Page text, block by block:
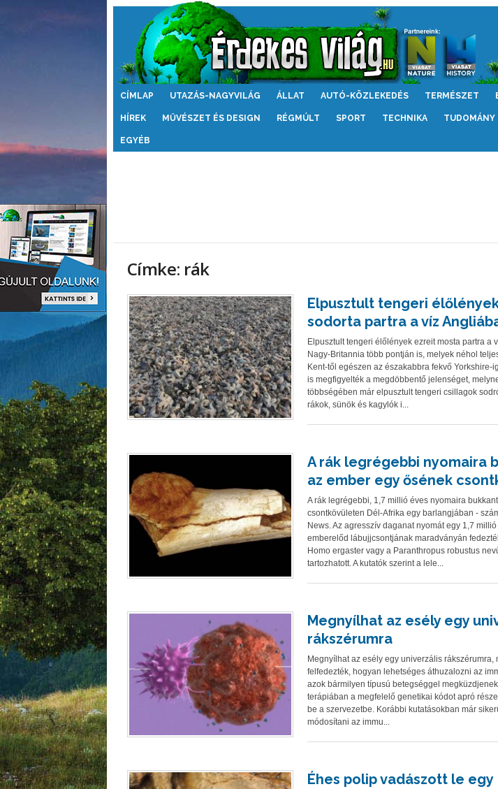
Érdekes
CÍMLAP UTAZÁS-NAGYVILÁG ÁLLAT AUTÓ-KÖZLEKEDÉS TERMÉSZET
HÍREK MŰVÉSZET ÉS DESIGN RÉGMÚLT SPORT TECHNIKA TUDOMÁNY
EGYÉB
Címke: rák
Elpusztult tengeri
sodorta partra a víz
Elpusztult tengeri élőlények ezreit mosta partra a
Nagy-Britannia több pontján is, melyek néhol
Kent-től egészen az északabbra fekvő Yorkshire-
is megfigyelték a megdöbbentő jelenséget,
többségében már elpusztult tengeri csillagok
rákok, sünök és kagylók i...
A rák legrégebbi nyomaira
az ember egy ősének
A rák legrégebbi, 1,7 millió éves nyomaira
csontkövületen Dél-Afrika egy barlangjában -
News. Az agresszív daganat nyomát egy 1,7
emberelőd lábujjcsontjának maradványán
Homo ergaster vagy a Paranthropus robustus
tartozhatott. A kutatók szerint a lele...
Megnyílhat az esély egy
rákszérumra
Megnyílhat az esély egy univerzális rákszérumra,
felfedezték, hogyan lehetséges áthuzalozni az
azok bármilyen típusú betegséggel
terápiában a megfelelő genetikai kódot apró
be a szervezetbe. Korábbi kutatásokban már
módosítani az immu...
Éhes polip vadászott le egy